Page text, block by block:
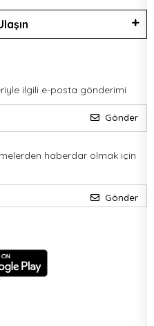
ilgili e-posta gönderimi
Gönder
haberdar olmak için
Gönder